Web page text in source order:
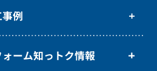
例
ォーム知っトク情報